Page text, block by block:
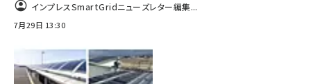
インプレスSmartGridニューズレター編集...
7月29日 13:30